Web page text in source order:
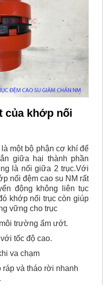
của khớp nối
một bộ phận cơ khí để
giữa hai thành phần
là nối giữa 2 trục.Với
nối đệm cao su NM rất
động không liên tục
khớp nối trục còn giúp
vững cho trục
trường ẩm ướt.
tốc độ cao.
va chạm
và tháo rời nhanh